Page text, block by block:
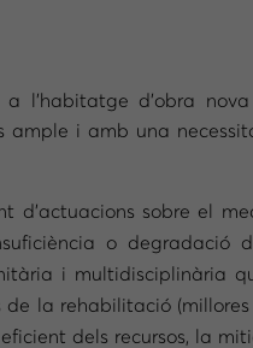
l’habitatge d’obra
ample i amb una
d’actuacions sobre el
o
i multidisciplinària
de la rehabilitació
eficient dels recursos, la